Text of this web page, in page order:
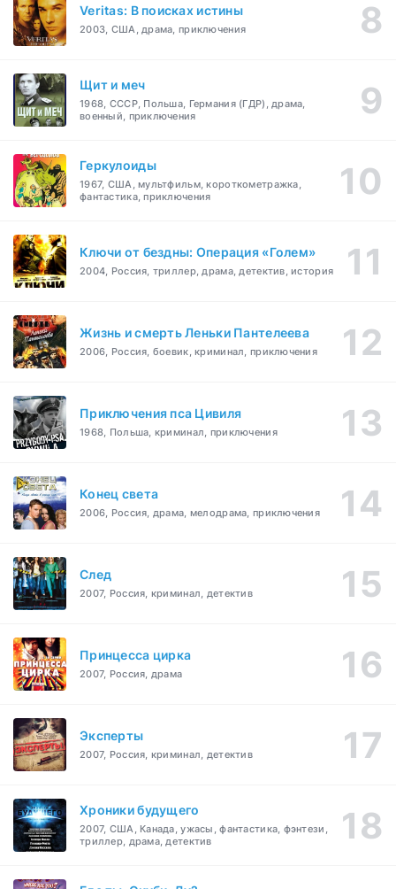
Veritas: В поисках истины
2003, США, драма, приключения
Щит и меч
1968, СССР, Польша, Германия (ГДР), драма,
военный, приключения
Геркулоиды
1967, США, мультфильм, короткометражка,
фантастика, приключения
Ключи от бездны: Операция «Голем»
2004, Россия, триллер, драма, детектив, история
Жизнь и смерть Леньки Пантелеева
2006, Россия, боевик, криминал, приключения
Приключения пса Цивиля
1968, Польша, криминал, приключения
Конец света
2006, Россия, драма, мелодрама, приключения
След
2007, Россия, криминал, детектив
Принцесса цирка
2007, Россия, драма
Эксперты
2007, Россия, криминал, детектив
Хроники будущего
2007, США, Канада, ужасы, фантастика, фэнтези,
триллер, драма, детектив